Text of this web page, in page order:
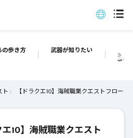
の歩き方 武器が知りたい
ぶっ
ト 【ドラクエ10】海賊職業クエストフロー
エ10】海賊職業クエスト